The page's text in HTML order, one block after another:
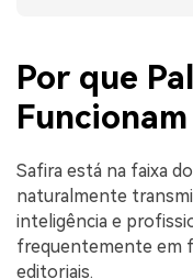
Por que
Safira está na faixa
naturalmente
inteligência e
frequentemente em
editoriais.